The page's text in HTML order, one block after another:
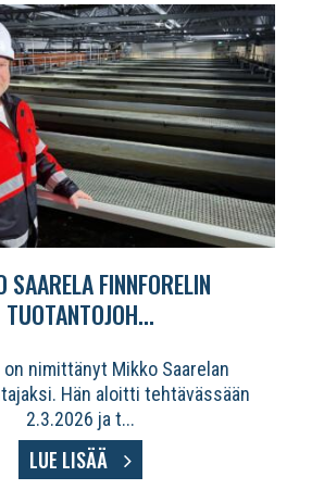
SAARELA FINNFORELIN
TUOTANTOJOH...
nimittänyt Mikko Saarelan
Hän aloitti tehtävässään
2.3.2026 ja t...
LUE LISÄÄ